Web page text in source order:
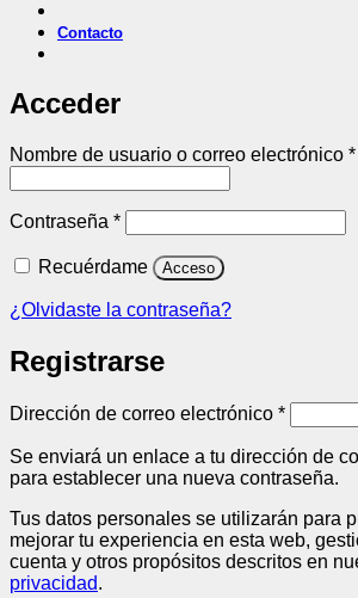
Contacto
Acceder
Nombre de usuario o correo electrónico *
Contraseña *Obligatorio
Recuérdame Acceso
¿Olvidaste la contraseña?
Registrarse
Dirección de correo electrónico *
Se enviará un enlace a tu dirección de
para establecer una nueva contraseña.
Tus datos personales se utilizarán para
mejorar tu experiencia en esta web,
cuenta y otros propósitos descritos en
privacidad.